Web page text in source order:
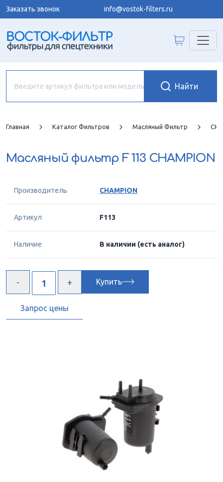
Заказать звонок info@vostok-filters.ru
Главная Каталог Фильтров Масляный Фильтр
Масляный фильтр F 113 CHAMPION
Производитель CHAMPION
Артикул F113
Наличие В наличии (есть аналог)
Купить
Запрос цены